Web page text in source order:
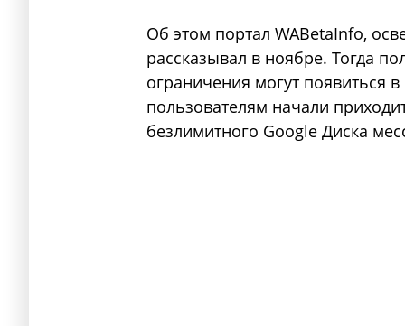
Об этом портал WABetaInfo,
рассказывал в ноябре. Тогда
ограничения могут появиться
пользователям начали
безлимитного Google Диска